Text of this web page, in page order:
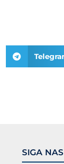
SIGA